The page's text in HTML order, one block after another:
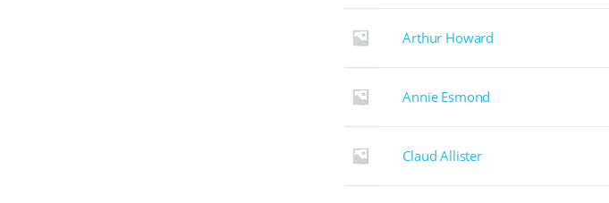
Arthur Howard
Annie Esmond
Claud Allister